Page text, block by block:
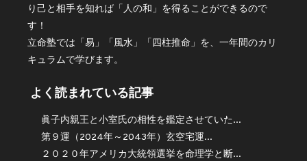
り己と相手を知れば「人の和」を得ることができるので
す！
立命塾では「易」「風水」「四柱推命」を、一年間のカリ
キュラムで学びます。
よく読まれている記事
眞子内親王と小室氏の相性を鑑定させていた...
第９運（2024年～2043年）玄空宅運...
２０２０年アメリカ大統領選挙を命理学と断...